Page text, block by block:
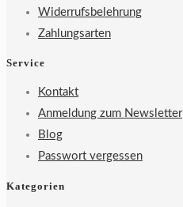
Widerrufsbelehrung
Zahlungsarten
Service
Kontakt
Anmeldung zum Newsletter
Blog
Passwort vergessen
Kategorien